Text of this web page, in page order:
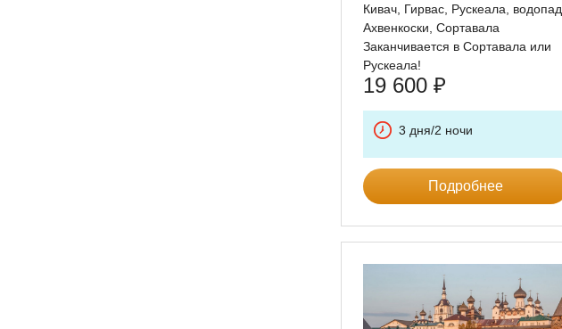
Кивач, Гирвас, Рускеала, водопад
Ахвенкоски, Сортавала
Заканчивается в Сортавала или
Рускеала!
19 600 ₽
3 дня/2 ночи
Подробнее